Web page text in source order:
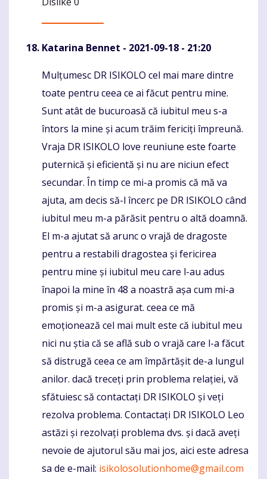
Katarina Bennet - 2021-09-18 - 21:20
Komentaras
Mulțumesc DR ISIKOLO cel mai mare dintre
toate pentru ceea ce ai făcut pentru mine.
Sunt atât de bucuroasă că iubitul meu s-a
întors la mine și acum trăim fericiți împreună.
Vraja DR ISIKOLO love reuniune este foarte
puternică și eficientă și nu are niciun efect
secundar. În timp ce mi-a promis că mă va
ajuta, am decis să-l încerc pe DR ISIKOLO când
iubitul meu m-a părăsit pentru o altă doamnă.
El m-a ajutat să arunc o vrajă de dragoste
pentru a restabili dragostea și fericirea
pentru mine și iubitul meu care l-au adus
înapoi la mine în 48 a noastră așa cum mi-a
promis și m-a asigurat. ceea ce mă
emoționează cel mai mult este că iubitul meu
nici nu știa că se află sub o vrajă care l-a făcut
să distrugă ceea ce am împărtășit de-a lungul
anilor. dacă treceți prin problema relației, vă
sfătuiesc să contactați DR ISIKOLO și veți
rezolva problema. Contactați DR ISIKOLO Leo
astăzi și rezolvați problema dvs. și dacă aveți
nevoie de ajutorul său mai jos, aici este adresa
sa de e-mail: isikolosolutionhome@gmail.com